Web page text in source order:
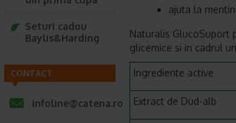
ajuta la
Naturalis GlucoSuport
glicemice si in cadrul
Ingrediente active
Extract de Dud-alb
Seturi cadou
Baylis&Harding
CONTACT
infoline@catena.ro